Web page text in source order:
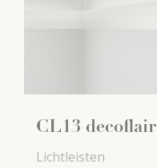
CL13 decoflair
Lichtleisten